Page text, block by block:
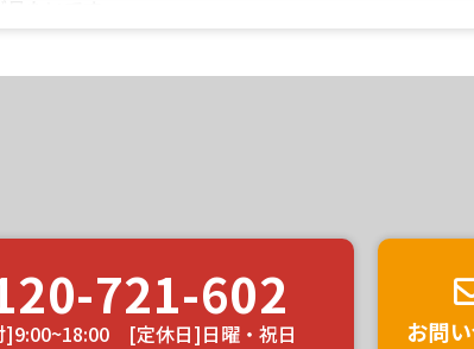
721-602
]9:00~18:00 [定休日]日曜・祝日 お問